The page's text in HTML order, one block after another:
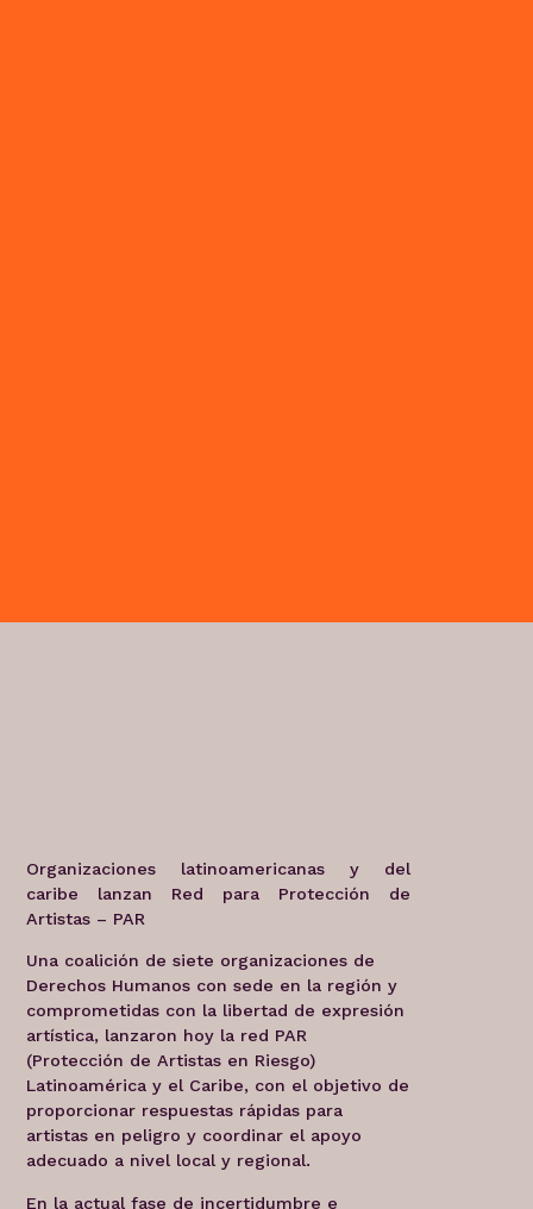
Organizaciones latinoamericanas y del
caribe lanzan Red para Protección de
Artistas – PAR
Una coalición de siete organizaciones de
Derechos Humanos con sede en la región y
comprometidas con la libertad de expresión
artística, lanzaron hoy la red PAR
(Protección de Artistas en Riesgo)
Latinoamérica y el Caribe, con el objetivo de
proporcionar respuestas rápidas para
artistas en peligro y coordinar el apoyo
adecuado a nivel local y regional.
En la actual fase de incertidumbre e